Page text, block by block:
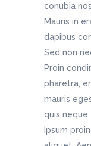
conubia
Mauris in
dapibus
Sed non
Proin
pharetra,
mauris
quis
Ipsum